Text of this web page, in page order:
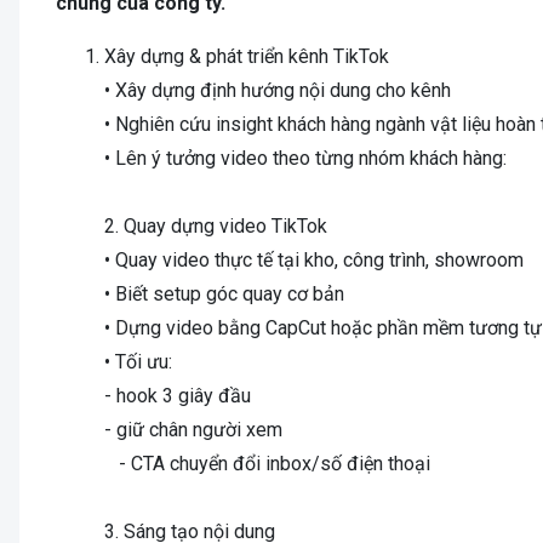
Xây dựng & phát triển kênh TikTok
• Xây dựng định hướng nội dung cho kênh
• Nghiên cứu insight khách hàng ngành vật liệu hoàn
• Lên ý tưởng video theo từng nhóm khách hàng:
2. Quay dựng video TikTok
• Quay video thực tế tại kho, công trình, showroom
• Biết setup góc quay cơ bản
• Dựng video bằng CapCut hoặc phần mềm tương tự
• Tối ưu:
- hook 3 giây đầu
- giữ chân người xem
- CTA chuyển đổi inbox/số điện thoại
3. Sáng tạo nội dung